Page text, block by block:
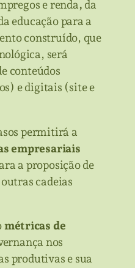
e renda, da
educação para a
construído, que
será
conteúdos
e digitais (site e
permitirá a
empresariais
a proposição de
cadeias
métricas de
nos
produtivas e sua